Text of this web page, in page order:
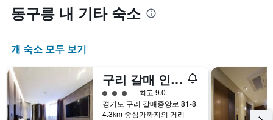
동구릉 내 기타 숙소
개 숙소 모두 보기
구리 갈매 인디프레젠트호텔
3​성급
최고 9.0
경기도 구리 갈매중앙로 81-8
4.3km 중심가까지의 거리